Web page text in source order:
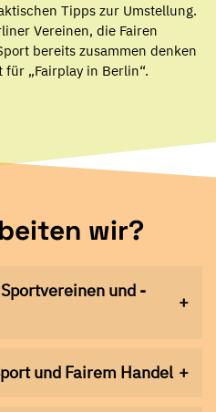
Tipps zur Umstellung.
Vereinen, die Fairen
bereits zusammen denken
„Fairplay in Berlin“.
wir?
und -
und Fairem Handel